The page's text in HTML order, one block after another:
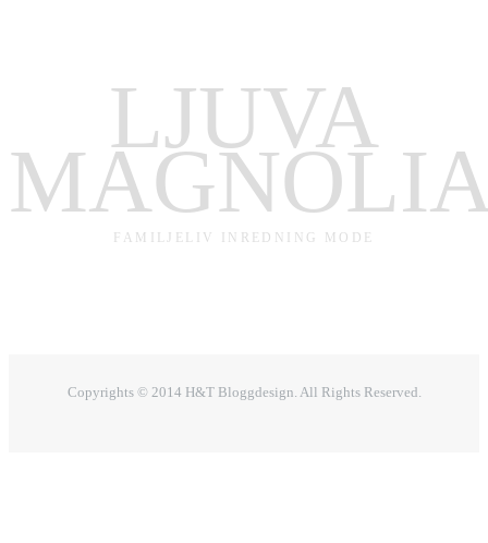
LJUVA
FAMILJELIV INREDNING MODE
Copyrights © 2014 H&T Bloggdesign. All Rights Reserved.